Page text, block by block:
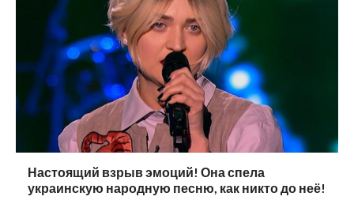
Настоящий взрыв эмоций! Она спела
украинскую народную песню, как никто до неё!